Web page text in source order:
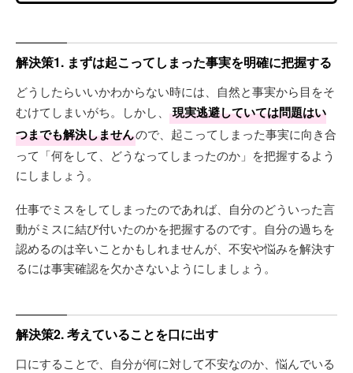
解決策1. まずは起こってしまった事実を明確に把握する
どうしたらいいかわからない時には、自然と事実から目をそ
むけてしまいがち。しかし、
現実逃避していては問題はい
つまでも解決しませんので、起こってしまった事実に向き合
って「何をして、どうなってしまったのか」を把握するよう
にしましょう。
仕事でミスをしてしまったのであれば、自分のどういった言
動がミスに結び付いたのかを把握するのです。自分の過ちを
認めるのは辛いことかもしれませんが、不安や悩みを解決す
るには事実確認を欠かさないようにしましょう。
解決策2. 考えていることを口に出す
口にすることで、自分が何に対して不安なのか、悩んでいる